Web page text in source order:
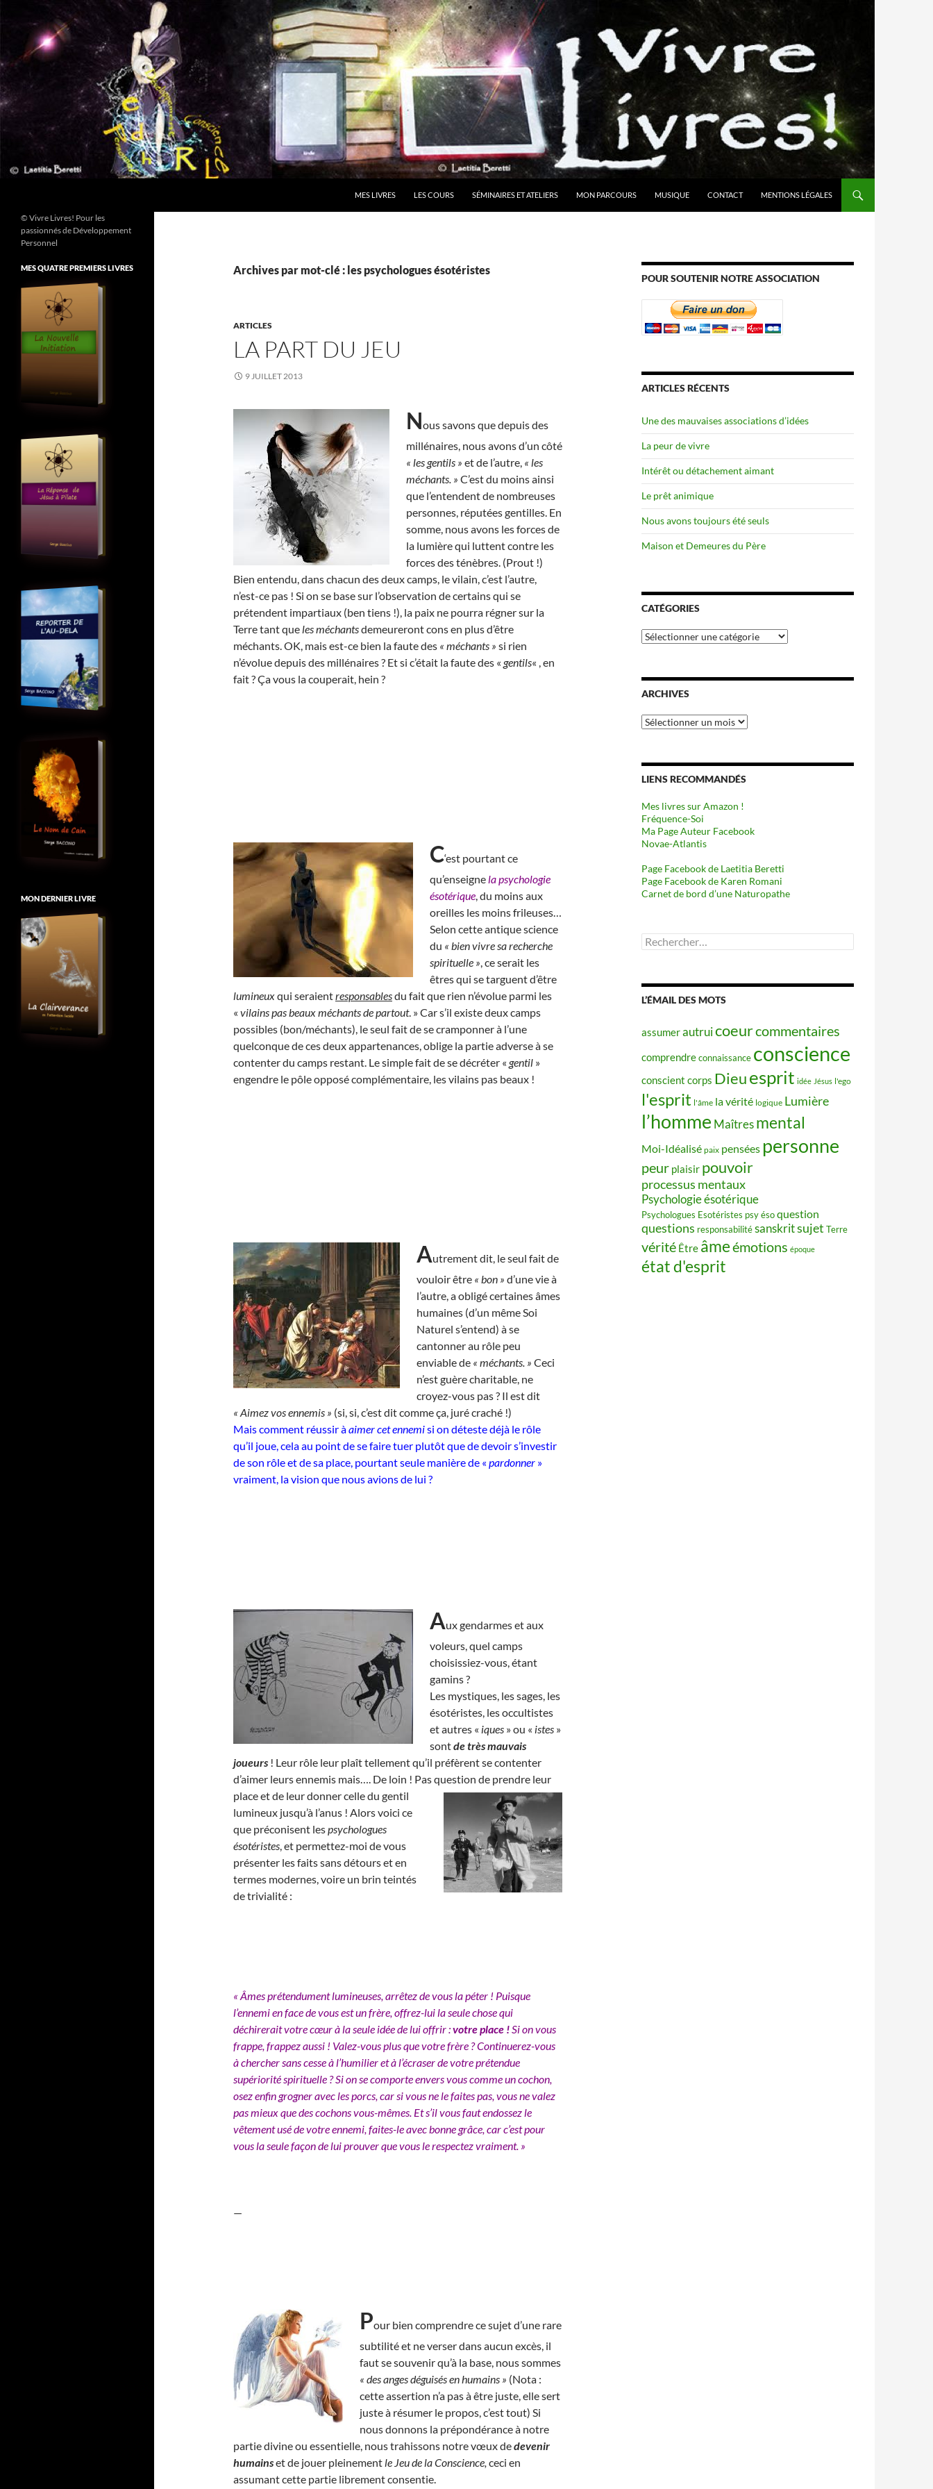
contenu
MES LIVRES LES COURS SÉMINAIRES ET ATELIERS MON PARCOURS MUSIQUE CONTACT MENTIONS LÉGALES
Archives par mot-clé : les psychologues ésotéristes
ARTICLES
LA PART DU JEU
9 JUILLET 2013
Nous savons que depuis des
millénaires, nous avons d’un côté
« les gentils » et de l’autre, « les
méchants. » C’est du moins ainsi
que l’entendent de nombreuses
personnes, réputées gentilles. En
somme, nous avons les forces de
la lumière qui luttent contre les
forces des ténèbres. (Prout !)
Bien entendu, dans chacun des deux camps, le vilain, c’est l’autre,
n’est-ce pas ! Si on se base sur l’observation de certains qui se
prétendent impartiaux (ben tiens !), la paix ne pourra régner sur la
Terre tant que les méchantsdemeureront cons en plus d’être
méchants. OK, mais est-ce bien la faute des « méchants » si rien
n’évolue depuis des millénaires ? Et si c’était la faute des « gentils« , en
fait ? Ça vous la couperait, hein ?
C‘est pourtant ce
qu’enseignela psychologie
ésotérique, du moins aux
oreilles les moins frileuses…
Selon cette antique science
du « bien vivre sa recherche
spirituelle », ce serait les
êtres qui se targuent d’être
lumineuxqui seraientresponsablesdu fait que rien n’évolue parmi les
« vilains pas beaux méchants de partout. » Car s’il existe deux camps
possibles (bon/méchants), le seul fait de se cramponner à l’une
quelconque de ces deux appartenances, oblige la partie adverse à se
contenter du camps restant. Le simple fait de se décréter « gentil »
engendre le pôle opposé complémentaire, les vilains pas beaux !
Autrement dit, le seul fait de
vouloir être « bon » d’une vie à
l’autre, a obligé certaines âmes
humaines (d’un même Soi
Naturel s’entend) à se
cantonner au rôle peu
enviable de « méchants. » Ceci
n’est guère charitable, ne
croyez-vous pas ? Il est dit
« Aimez vos ennemis » (si, si, c’est dit comme ça, juré craché !)
Mais comment réussir àaimer cet ennemisi on déteste déjà le rôle
qu’il joue, cela au point de se faire tuer plutôt que de devoir s’investir
de son rôle et de sa place, pourtant seule manière de « pardonner »
vraiment, la vision que nous avions de lui ?
Aux gendarmes et aux
voleurs, quel camps
choisissiez-vous, étant
gamins ?
Les mystiques, les sages, les
ésotéristes, les occultistes
et autres « iques » ou « istes »
sontde très mauvais
joueurs ! Leur rôle leur plaît tellement qu’il préfèrent se contenter
d’aimer leurs ennemis mais…. De loin ! Pas question de prendre leur
place et de leur donner celle du gentil
lumineux jusqu’à l’anus ! Alors voici ce
que préconisent lespsychologues
ésotéristes, et permettez-moi de vous
présenter les faits sans détours et en
termes modernes, voire un brin teintés
de trivialité :
« Âmes prétendument lumineuses, arrêtez de vous la péter ! Puisque
l’ennemi en face de vous est un frère, offrez-lui la seule chose qui
déchirerait votre cœur à la seule idée de lui offrir :votre place !Si on vous
frappe, frappez aussi ! Valez-vous plus que votre frère ? Continuerez-vous
à chercher sans cesse à l’humilier et à l’écraser de votre prétendue
supériorité spirituelle ? Si on se comporte envers vous comme un cochon,
osez enfin grogner avec les porcs, car si vous ne le faites pas, vous ne valez
pas mieux que des cochons vous-mêmes. Et s’il vous faut endossez le
vêtement usé de votre ennemi, faites-le avec bonne grâce, car c’est pour
vous la seule façon de lui prouver que vous le respectez vraiment. »
—
Pour bien comprendre ce sujet d’une rare
subtilité et ne verser dans aucun excès, il
faut se souvenir qu’à la base, nous sommes
« des anges déguisés en humains » (Nota :
cette assertion n’a pas à être juste, elle sert
juste à résumer le propos, c’est tout) Si
nous donnons la prépondérance à notre
partie divine ou essentielle, nous trahissons notre vœux dedevenir
humainset de jouer pleinement le Jeu de la Conscience, ceci en
assumant cette partie librement consentie.
POUR SOUTENIR NOTRE ASSOCIATION
ARTICLES RÉCENTS
Une des mauvaises associations d’idées
La peur de vivre
Intérêt ou détachement aimant
Le prêt animique
Nous avons toujours été seuls
Maison et Demeures du Père
CATÉGORIES
Catégories
ARCHIVES
Archives
LIENS RECOMMANDÉS
Mes livres sur Amazon !
Fréquence-Soi
Ma Page Auteur Facebook
Novae-Atlantis
Page Facebook de Laetitia Beretti
Page Facebook de Karen Romani
Carnet de bord d’une Naturopathe
Rechercher :
L’ÉMAIL DES MOTS
assumerautruicoeurcommentaires
comprendreconnaissance conscience
conscient corps Dieuesprit idée Jésus l'ego
l'esprit l'âme la vérité logique Lumière
l’homme Maîtres mental
Moi-Idéalisé paix pensées personne
peur plaisir pouvoir
processus mentaux
Psychologie ésotérique
Psychologues Esotéristes psy ésoquestion
questions responsabilitésanskritsujet Terre
vérité Être âmeémotions époque
état d'esprit
© Vivre Livres! Pour les
passionnés de Développement
Personnel
MES QUATRE PREMIERS LIVRES
MON DERNIER LIVRE